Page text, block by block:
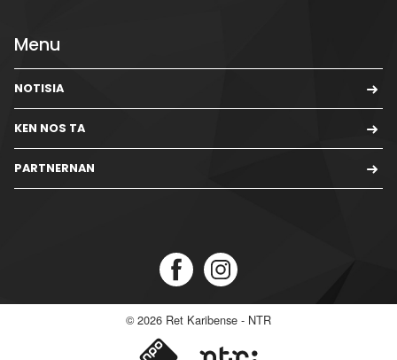
Menu
NOTISIA
KEN NOS TA
PARTNERNAN
© 2026 Ret Karibense - NTR